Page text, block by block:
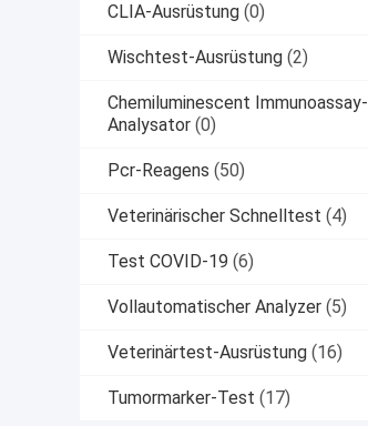
CLIA-Ausrüstung (0)
Wischtest-Ausrüstung (2)
Chemiluminescent Immunoassay-
Analysator (0)
Pcr-Reagens (50)
Veterinärischer Schnelltest (4)
Test COVID-19 (6)
Vollautomatischer Analyzer (5)
Veterinärtest-Ausrüstung (16)
Tumormarker-Test (17)